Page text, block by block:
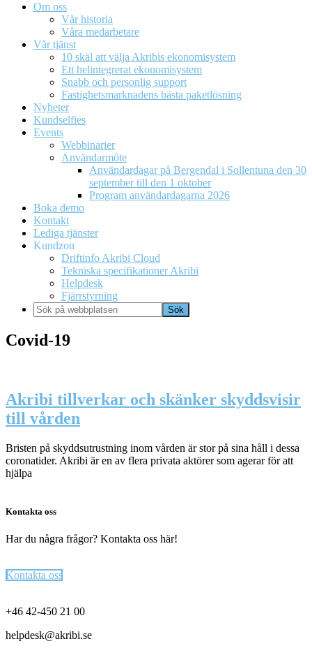
Om oss
Vår historia
Våra medarbetare
Vår tjänst
10 skäl att välja Akribis ekonomisystem
Ett helintegrerat ekonomisystem
Snabb och personlig support
Fastighetsmarknadens bästa paketlösning
Nyheter
Kundselfies
Events
Webbinarier
Användarmöte
Användardagar på Bergendal i Sollentuna den 30
september till den 1 oktober
Program användardagarna 2026
Boka demo
Kontakt
Lediga tjänster
Kundzon
Driftinfo Akribi Cloud
Tekniska specifikationer Akribi
Helpdesk
Fjärrstyrning
Sök
på
webbplatsen
Covid-19
Akribi tillverkar och skänker skyddsvisir
till vården
Bristen på skyddsutrustning inom vården är stor på sina håll i dessa
coronatider. Akribi är en av flera privata aktörer som agerar för att
hjälpa
Kontakta oss
Har du några frågor? Kontakta oss här!
Kontakta oss
+46 42-450 21 00
helpdesk@akribi.se